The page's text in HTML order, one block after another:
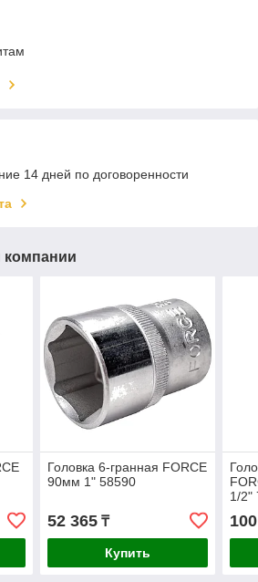
14 дней по договоренности
Головка 6-гранная FORCE
90мм 1" 58590
52 365₸
Купить
1/2"